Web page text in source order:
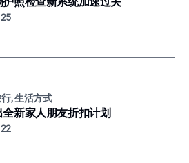
, 生活方式
新家人朋友折扣计划